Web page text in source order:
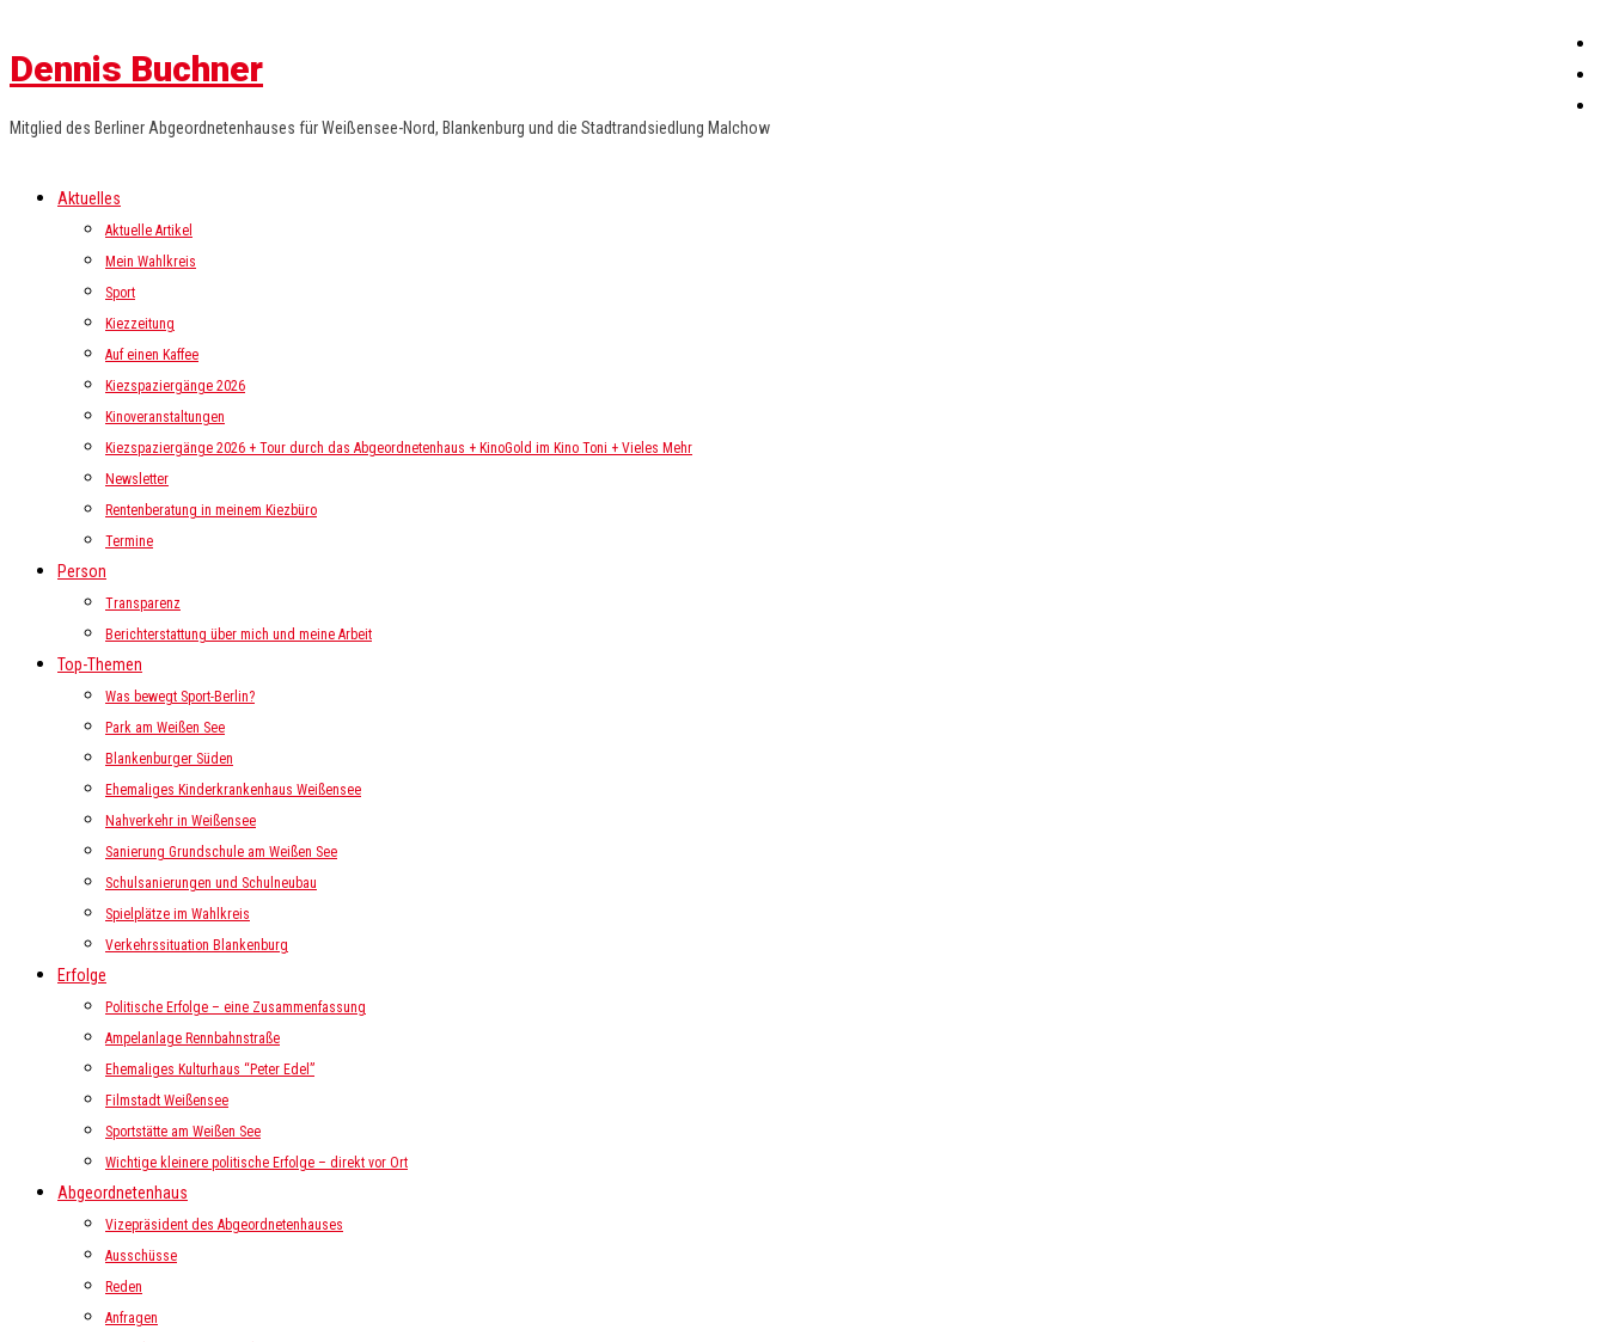
Dennis Buchner
Mitglied des Berliner Abgeordnetenhauses für Weißensee-Nord, Blankenburg und die Stadtrandsiedlung Malchow
Aktuelles
Aktuelle Artikel
Mein Wahlkreis
Sport
Kiezzeitung
Auf einen Kaffee
Kiezspaziergänge 2026
Kinoveranstaltungen
Kiezspaziergänge 2026 + Tour durch das Abgeordnetenhaus + KinoGold im Kino Toni + Vieles Mehr
Newsletter
Rentenberatung in meinem Kiezbüro
Termine
Person
Transparenz
Berichterstattung über mich und meine Arbeit
Top-Themen
Was bewegt Sport-Berlin?
Park am Weißen See
Blankenburger Süden
Ehemaliges Kinderkrankenhaus Weißensee
Nahverkehr in Weißensee
Sanierung Grundschule am Weißen See
Schulsanierungen und Schulneubau
Spielplätze im Wahlkreis
Verkehrssituation Blankenburg
Erfolge
Politische Erfolge – eine Zusammenfassung
Ampelanlage Rennbahnstraße
Ehemaliges Kulturhaus “Peter Edel”
Filmstadt Weißensee
Sportstätte am Weißen See
Wichtige kleinere politische Erfolge – direkt vor Ort
Abgeordnetenhaus
Vizepräsident des Abgeordnetenhauses
Ausschüsse
Reden
Anfragen